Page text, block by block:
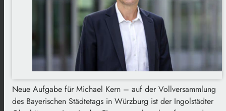
Neue Aufgabe für Michael Kern – auf der Vollversammlung
des Bayerischen Städtetags in Würzburg ist der Ingolstädter